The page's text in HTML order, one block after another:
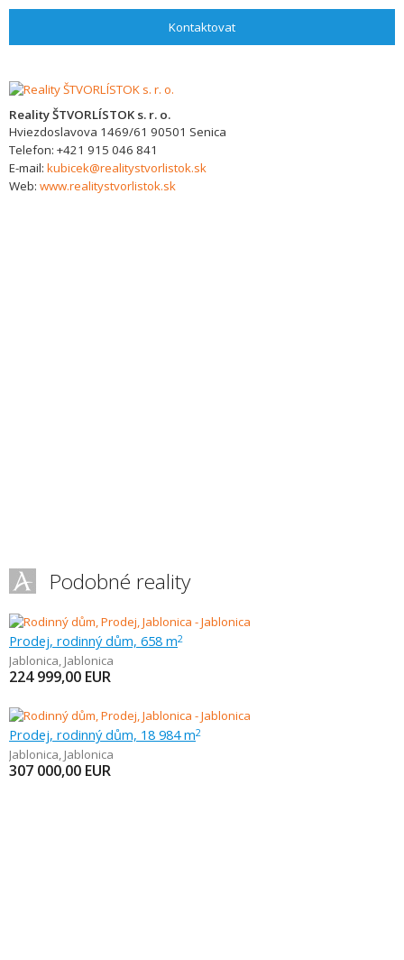
Kontaktovat
Reality ŠTVORLÍSTOK s. r. o.
Hviezdoslavova 1469/61 90501 Senica
Telefon: +421 915 046 841
E-mail: kubicek@realitystvorlistok.sk
Web: www.realitystvorlistok.sk
Podobné reality
Prodej, rodinný dům, 658 m2
Jablonica, Jablonica
224 999,00 EUR
Prodej, rodinný dům, 18 984 m2
Jablonica, Jablonica
307 000,00 EUR